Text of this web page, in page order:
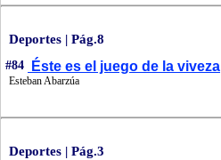
Deportes | Pág.8
#84 Éste es el juego de la viveza
Esteban Abarzúa
Deportes | Pág.3